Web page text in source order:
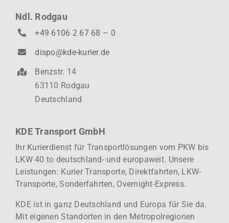
Ndl. Rodgau
+49 6106 2 67 68 – 0
dispo@kde-kurier.de
Benzstr. 14
63110 Rodgau
Deutschland
KDE Transport GmbH
Ihr Kurierdienst für Transportlösungen vom PKW bis
LKW 40 to deutschland- und europaweit. Unsere
Leistungen: KurierTransporte, Direktfahrten, LKW-
Transporte, Sonderfahrten, Overnight-Express.
KDE ist in ganz Deutschland und Europa für Sie da.
Mit eigenen Standorten in den Metropolregionen